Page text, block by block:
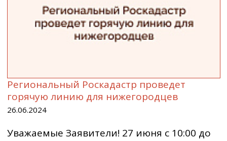
Региональный Роскадастр проведет
горячую линию для нижегородцев
26.06.2024
Уважаемые Заявители! 27 июня с 10:00 до